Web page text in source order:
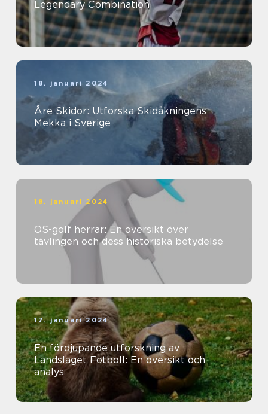
Legendary Combination
18. januari 2024
Åre Skidor: Utforska Skidåkningens
Mekka i Sverige
18. januari 2024
OS-golf herrar: En översikt över
tävlingen och dess historiska betydelse
17. januari 2024
En fördjupande utforskning av
Landslaget Fotboll: En översikt och
analys